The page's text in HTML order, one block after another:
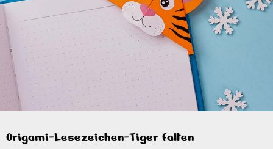
Origami-Lesezeichen-Tiger falten